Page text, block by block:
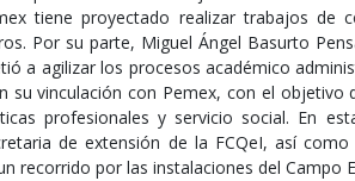
tiene proyectado realizar trabajos de
Por su parte, Miguel Ángel Basurto
a agilizar los procesos académico
su vinculación con Pemex, con el
profesionales y servicio social. En
de extensión de la FCQeI, así
recorrido por las instalaciones del Campo